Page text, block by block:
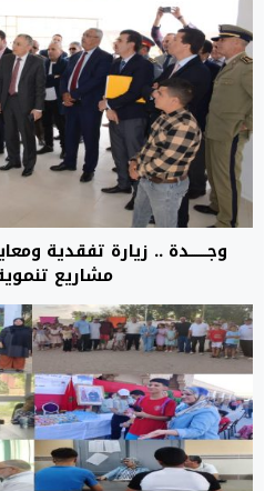
وجــــــــدة .. زيارة تفقدية
مشاريع